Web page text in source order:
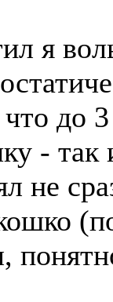
я
до
- так
не